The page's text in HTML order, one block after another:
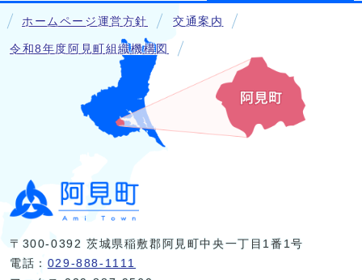
ホームページ運営方針 交通案内
令和8年度阿見町組織機構図
〒300-0392 茨城県稲敷郡阿見町中央一丁目1番1号
電話： 029-888-1111